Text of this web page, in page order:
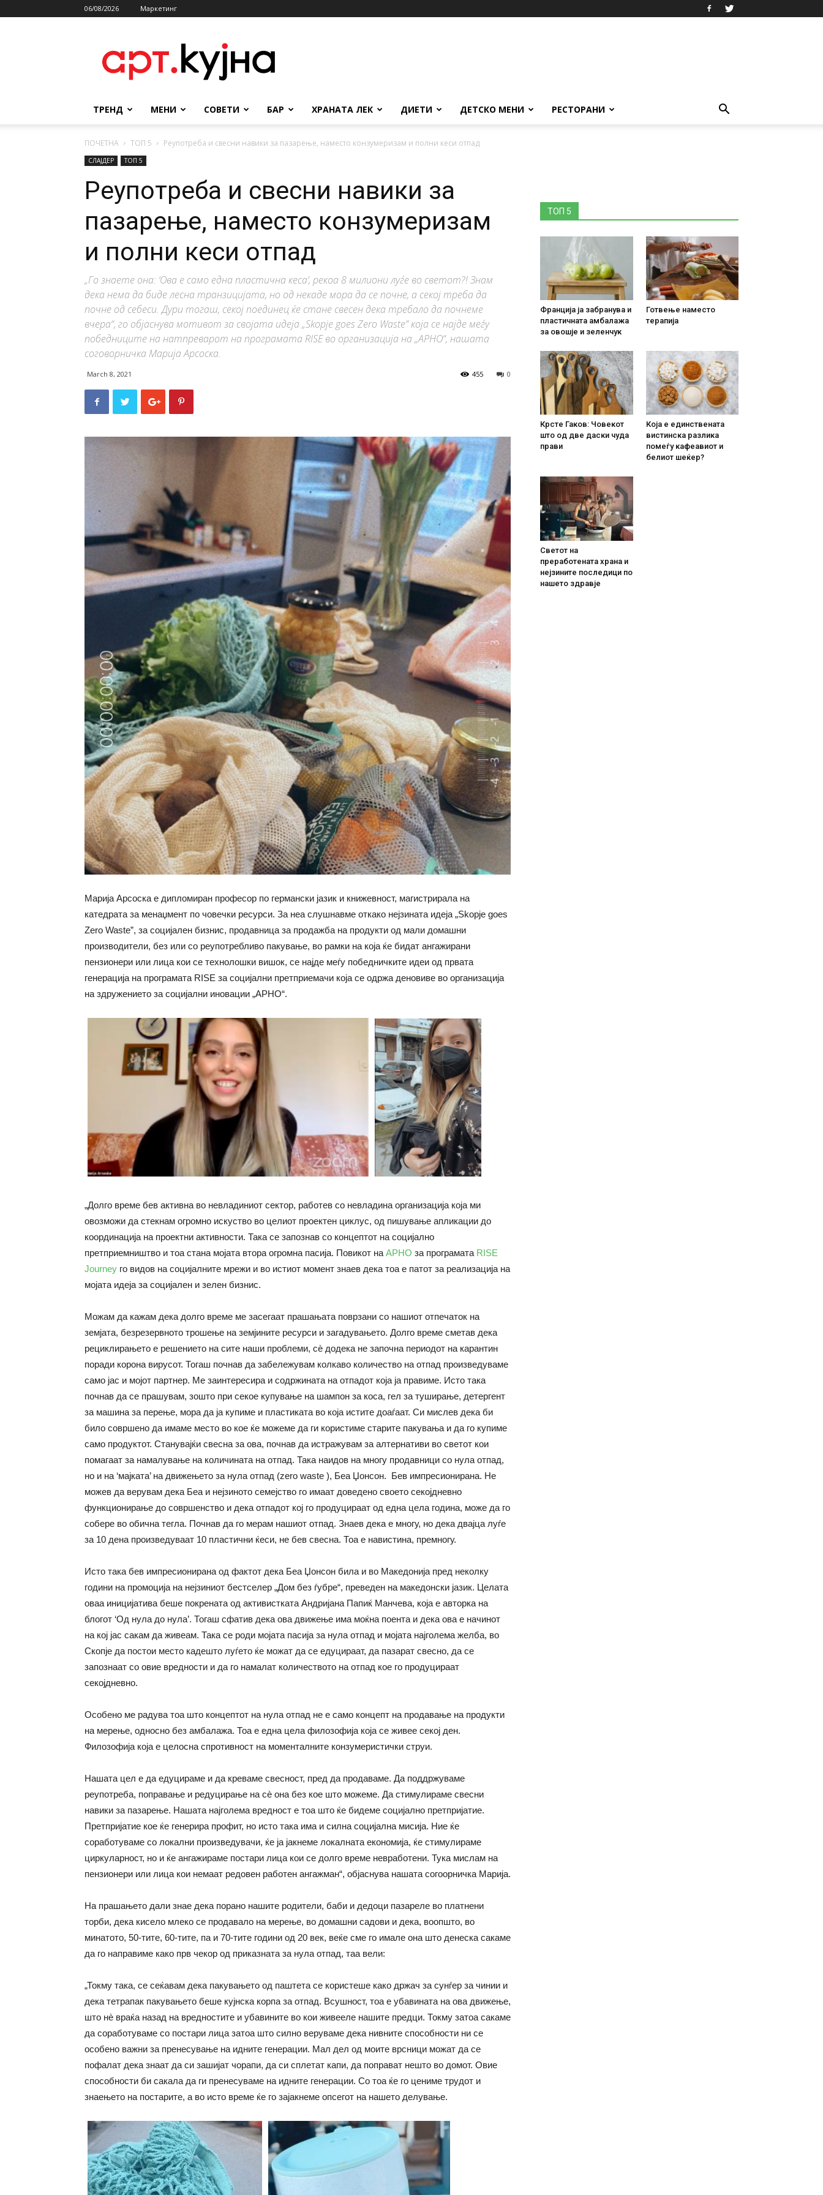
06/08/2026 Маркетинг
ТРЕНД МЕНИ СОВЕТИ БАР ХРАНАТА ЛЕК ДИЕТИ ДЕТСКО МЕНИ РЕСТОРАНИ
ПОЧЕТНА ТОП 5 Реупотреба и свесни навики за пазарење, наместо конзумеризам и полни кеси отпад
СЛАЈДЕР ТОП 5
Реупотреба и свесни навики за
пазарење, наместо конзумеризам
и полни кеси отпад
„Го знаете она: ‘Ова е само една пластична кеса’, рекоа 8 милиони луѓе во светот?! Знам
дека нема да биде лесна транзицијата, но од некаде мора да се почне, а секој треба да
почне од себеси. Дури тогаш, секој поединец ќе стане свесен дека требало да почнеме
вчера“, го објаснува мотивот за својата идеја „Skopje goes Zero Waste” која се најде меѓу
победниците на натпреварот на програмата RISE во организација на „АРНО“, нашата
соговорничка Марија Арсоска.
March 8, 2021 0
455
Mарија Арсоска е дипломиран професор по германски јазик и книжевност, магистрирала на
катедрата за менаџмент по човечки ресурси. За неа слушнавме откако нејзината идеја „Skopje goes
Zero Waste”, за социјален бизнис, продавница за продажба на продукти од мали домашни
производители, без или со реупотребливо пакување, во рамки на која ќе бидат ангажирани
пензионери или лица кои се технолошки вишок, се најде меѓу победничките идеи од првата
генерација на програмата RISE за социјални претприемачи која се одржа деновиве во организација
на здружението за социјални иновации „АРНО“.
„Долго време бев активна во невладиниот сектор, работев со невладина организација која ми
овозможи да стекнам огромно искуство во целиот проектен циклус, од пишување апликации до
координација на проектни активности. Така се запознав со концептот на социјално
претприемништво и тоа стана мојата втора огромна пасија. Повикот на АРНО за програмата RISE
Journey го видов на социјалните мрежи и во истиот момент знаев дека тоа е патот за реализација на
мојата идеја за социјален и зелен бизнис.
Можам да кажам дека долго време ме засегаат прашањата поврзани со нашиот отпечаток на
земјата, безрезервното трошење на земјините ресурси и загадувањето. Долго време сметав дека
рециклирањето е решението на сите наши проблеми, сè додека не започна периодот на карантин
поради корона вирусот. Тогаш почнав да забележувам колкаво количество на отпад произведуваме
само јас и мојот партнер. Ме заинтересира и содржината на отпадот која ја правиме. Исто така
почнав да се прашувам, зошто при секое купување на шампон за коса, гел за туширање, детергент
за машина за перење, мора да ја купиме и пластиката во која истите доаѓаат. Си мислев дека би
било совршено да имаме место во кое ќе можеме да ги користиме старите пакувања и да го купиме
само продуктот. Станувајќи свесна за ова, почнав да истражувам за алтернативи во светот кои
помагаат за намалување на количината на отпад. Така наидов на многу продавници со нула отпад,
но и на ‘мајката’ на движењето за нула отпад (zero waste ), Беа Џонсон. Бев импресионирана. Не
можев да верувам дека Беа и нејзиното семејство го имаат доведено своето секојдневно
функционирање до совршенство и дека отпадот кој го продуцираат од една цела година, може да го
собере во обична тегла. Почнав да го мерам нашиот отпад. Знаев дека е многу, но дека двajца луѓе
за 10 дена произведуваат 10 пластични ќеси, не бев свесна. Тоа е навистина, премногу.
Исто така бев импресионирана од фактот дека Беа Џонсон била и во Македонија пред неколку
години на промоција на нејзиниот бестселер „Дом без ѓубре“, преведен на македонски јазик. Целата
оваа иницијатива беше покрената од активистката Андријана Папиќ Манчева, која е авторка на
блогот ‘Од нула до нула’. Тогаш сфатив дека ова движење има моќна поента и дека ова е начинот
на кој јас сакам да живеам. Така се роди мојата пасија за нула отпад и мојата најголема желба, во
Скопје да постои место кадешто луѓето ќе можат да се едуцираат, да пазарат свесно, да се
запознаат со овие вредности и да го намалат количеството на отпад кое го продуцираат
секојдневно.
Особено ме радува тоа што концептот на нула отпад не е само концепт на продавање на продукти
на мерење, односно без амбалажа. Тоа е една цела филозофија која се живее секој ден.
Филозофија која е целосна спротивност на моменталните конзумеристички струи.
Нашата цел е да едуцираме и да креваме свесност, пред да продаваме. Да поддржуваме
реупотреба, поправање и редуцирање на сè она без кое што можеме. Да стимулираме свесни
навики за пазарење. Нашата најголема вредност е тоа што ќе бидеме социјално претпријатие.
Претпријатие кое ќе генерира профит, но исто така има и силна социјална мисија. Ние ќе
соработуваме со локални произведувачи, ќе ја јакнеме локалната економија, ќе стимулираме
циркуларност, но и ќе ангажираме постари лица кои се долго време невработени. Тука мислам на
пензионери или лица кои немаат редовен работен ангажман“, објаснува нашата согоорничка Марија.
На прашањето дали знае дека порано нашите родители, баби и дедоци пазареле во платнени
торби, дека кисело млеко се продавало на мерење, во домашни садови и дека, воопшто, во
минатото, 50-тите, 60-тите, па и 70-тите години од 20 век, веќе сме го имале она што денеска сакаме
да го направиме како прв чекор од приказната за нула отпад, таа вели:
„Токму така, се сеќавам дека пакувањето од паштета се користеше како држач за сунѓер за чинии и
дека тетрапак пакувањето беше кујнска корпа за отпад. Всушност, тоа е убавината на ова движење,
што нè враќа назад на вредностите и убавините во кои живееле нашите предци. Токму затоа сакаме
да соработуваме со постари лица затоа што силно веруваме дека нивните способности ни се
особено важни за пренесување на идните генерации. Мал дел од моите врсници можат да се
пофалат дека знаат да си зашијат чорапи, да си сплетат капи, да поправат нешто во домот. Овие
способности би сакала да ги пренесуваме на идните генерации. Со тоа ќе го цениме трудот и
знаењето на постарите, а во исто време ќе го зајакнеме опсегот на нашето делување.
ТОП 5
Франција ја забранува и
пластичната амбалажа
за овошје и зеленчук
Готвење наместо
терапија
Крсте Гаков: Човекот
што од две даски чуда
прави
Која е единствената
вистинска разлика
помеѓу кафеавиот и
белиот шеќер?
Светот на
преработената храна и
нејзините последици по
нашето здравје